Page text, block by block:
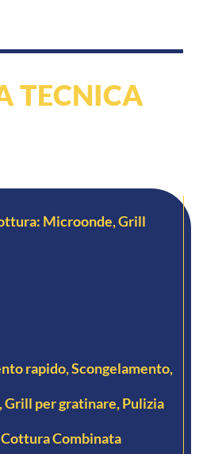
TECNICA
Microonde, Grill
rapido, Scongelamento,
per gratinare, Pulizia
Combinata